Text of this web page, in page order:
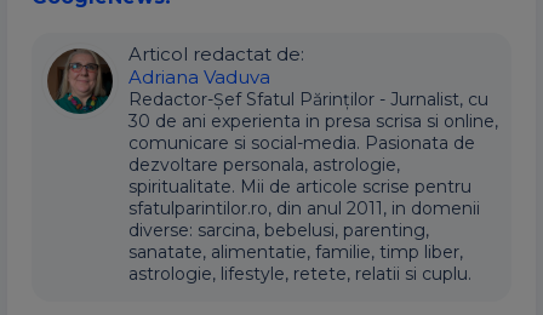
Articol redactat de:
Adriana Vaduva
Redactor-Șef Sfatul Părinților - Jurnalist, cu
30 de ani experienta in presa scrisa si online,
comunicare si social-media. Pasionata de
dezvoltare personala, astrologie,
spiritualitate. Mii de articole scrise pentru
sfatulparintilor.ro, din anul 2011, in domenii
diverse: sarcina, bebelusi, parenting,
sanatate, alimentatie, familie, timp liber,
astrologie, lifestyle, retete, relatii si cuplu.